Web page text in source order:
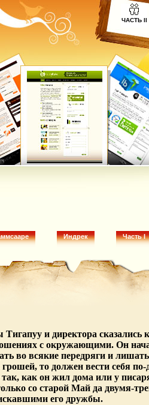
ЧАСТЬ II
Индрек Часть I
и директора сказались
с окружающими. Он
во всякие передряги и
то должен вести себя по-
как он жил дома или у
со старой Май да двумя-
его дружбы.